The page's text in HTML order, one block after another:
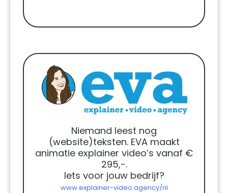
Niemand leest nog
(website)teksten. EVA maakt
animatie explainer video’s vanaf €
295,-.
Iets voor jouw bedrijf?
www.explainer-video.agency/nl